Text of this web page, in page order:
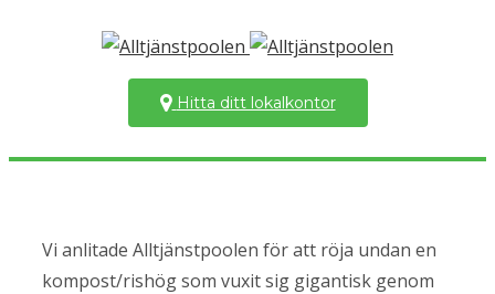
Hitta ditt lokalkontor
Vi anlitade Alltjänstpoolen för att röja undan en
kompost/rishög som vuxit sig gigantisk genom